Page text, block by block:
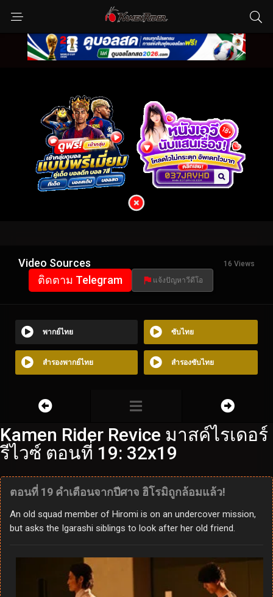
Video Sources 16 Views
ติดตาม Telegram แจ้งปัญหาวีดีโอ
พากย์ไทย ซับไทย
สำรองพากย์ไทย สำรองซับไทย
Kamen Rider Revice มาสค์ไรเดอร์
รีไวซ์ ตอนที่ 19: 32x19
ตอนที่ 19 คำเตือนจากปีศาจ ฮิโรมิถูกล้อมแล้ว!
An old squad member of Hiromi is on an undercover mission,
but asks the Igarashi siblings to look after her old friend.